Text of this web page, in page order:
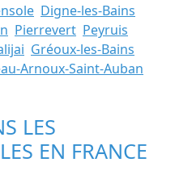
Digne-les-Bains
Pierrevert Peyruis
Gréoux-les-Bains
Arnoux-Saint-Auban
LES
EN FRANCE